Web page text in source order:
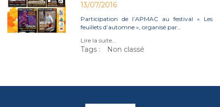
13/07/2016
Participation de l’APMAC au festival « Les
feuillets d’automne », organisé par…
Lire la suite…
Tags : Non classé